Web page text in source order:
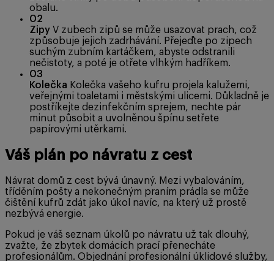
obalu.
02
Zipy V zubech zipů se může usazovat prach, což
způsobuje jejich zadrhávání. Přejeďte po zipech
suchým zubním kartáčkem, abyste odstranili
nečistoty, a poté je otřete vlhkým hadříkem.
03
Kolečka Kolečka vašeho kufru projela kalužemi,
veřejnými toaletami i městskými ulicemi. Důkladně je
postříkejte dezinfekčním sprejem, nechte pár
minut působit a uvolněnou špínu setřete
papírovými utěrkami.
Váš plán po návratu z cest
Návrat domů z cest bývá únavný. Mezi vybalováním,
tříděním pošty a nekonečným praním prádla se může
čištění kufrů zdát jako úkol navíc, na který už prostě
nezbývá energie.
Pokud je váš seznam úkolů po návratu už tak dlouhý,
zvažte, že zbytek domácích prací přenecháte
profesionálům. Objednání profesionální úklidové služby,